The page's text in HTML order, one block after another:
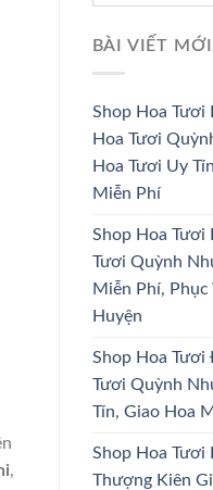
HOA CÔ
DÂU
33 SẢN PHẨM
,
BÀI VIẾT MỚI
Shop Hoa Tươi
Hoa Tươi
Hoa Tươi Uy
Miễn Phí
Shop Hoa Tươi
Tươi Quỳnh
Miễn Phí, Phục
Huyện
Shop Hoa Tươi
Tươi Quỳnh
Tín, Giao Hoa
Shop Hoa Tươi
Thượng Kiên